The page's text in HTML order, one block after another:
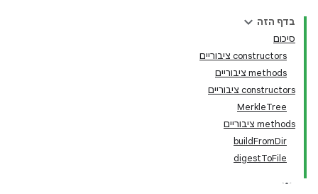
בדף הזה
סיכום
‫constructors ציבוריים
‫methods ציבוריים
‫constructors ציבוריים
MerkleTree
‫methods ציבוריים
buildFromDir
digestToFile